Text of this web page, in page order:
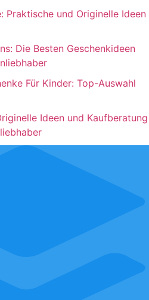
Praktische und Originelle Ideen
Die Besten Geschenkideen
Für Kinder: Top-Auswahl
Ideen und Kaufberatung